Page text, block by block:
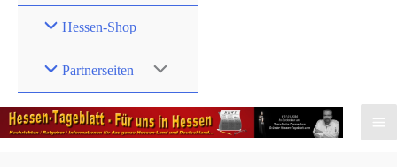
Hessen-Shop
Partnerseiten